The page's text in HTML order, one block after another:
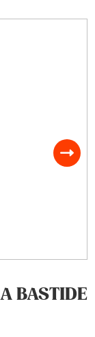
BASTIDE